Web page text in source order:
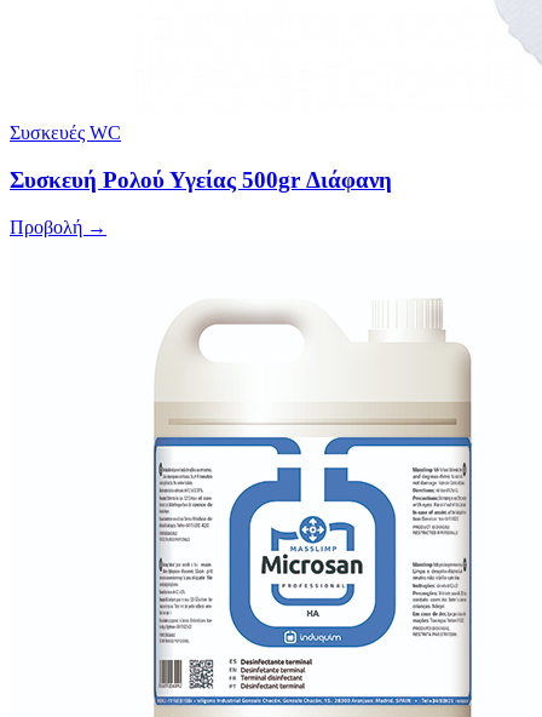
Συσκευές WC
Συσκευή Ρολού Υγείας 500gr Διάφανη
Προβολή →